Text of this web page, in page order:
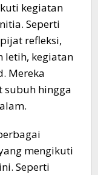
kegiatan
Seperti
refleksi,
letih, kegiatan
Mereka
subuh hingga
mengikuti
Seperti